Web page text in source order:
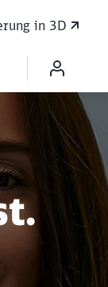
in 3D